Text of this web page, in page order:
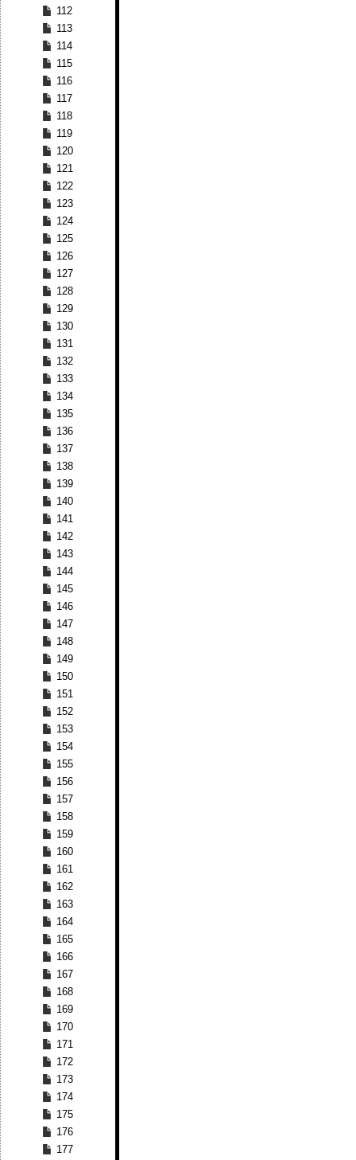
112
113
114
115
116
117
118
119
120
121
122
123
124
125
126
127
128
129
130
131
132
133
134
135
136
137
138
139
140
141
142
143
144
145
146
147
148
149
150
151
152
153
154
155
156
157
158
159
160
161
162
163
164
165
166
167
168
169
170
171
172
173
174
175
176
177